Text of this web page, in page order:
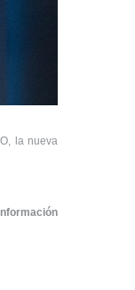
la nueva